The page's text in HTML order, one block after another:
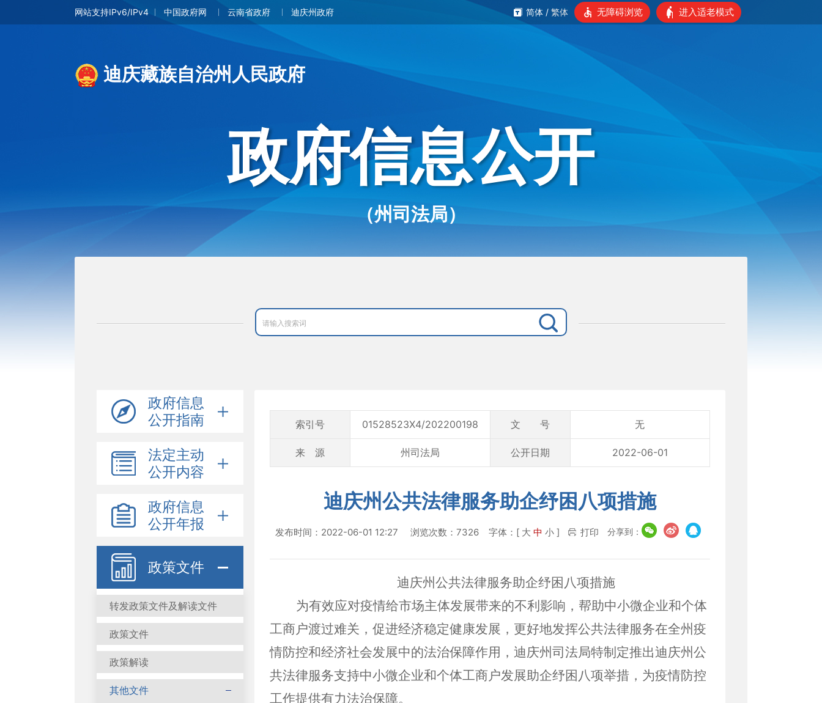
网站支持IPv6/IPv4 中国政府网 云南省政府 迪庆州政府 简体 / 繁体 无障碍浏览 进入适老模式
迪庆藏族自治州人民政府
政府信息公开
（州司法局）
政府信息
公开指南
法定主动
公开内容
政府信息
公开年报
政策文件
转发政策文件及解读文件
政策文件
政策解读
其他文件
索引号 01528523X4/202200198 文 号 无
来 源 州司法局 公开日期 2022-06-01
迪庆州公共法律服务助企纾困八项措施
发布时间：2022-06-01 12:27 浏览次数：7326 字体：[ 大 中 小] 打印 分享到：
迪庆州公共法律服务助企纾困八项措施
为有效应对疫情给市场主体发展带来的不利影响，帮助中小微企业和个体
工商户渡过难关，促进经济稳定健康发展，更好地发挥公共法律服务在全州 疫
情防控和经济社会发展中的法治保障作用， 迪庆州司法局特制定推出迪庆州 公
共法律服务支持中小微企业和个体工商户发展助企纾困 八项举措，为疫情防控
工作提供有力法治保障。